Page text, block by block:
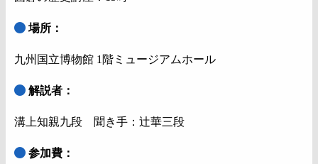
場所：
九州国立博物館 1階ミュージアムホール
解説者：
溝上知親九段 聞き手：辻華三段
参加費：